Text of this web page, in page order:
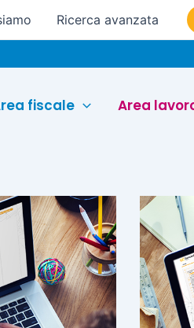
Ricerca avanzata
fiscale Area